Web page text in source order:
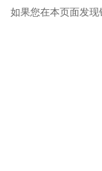
如果您在本页面发